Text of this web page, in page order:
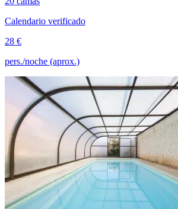
Calendario verificado
28 €
pers./noche (aprox.)